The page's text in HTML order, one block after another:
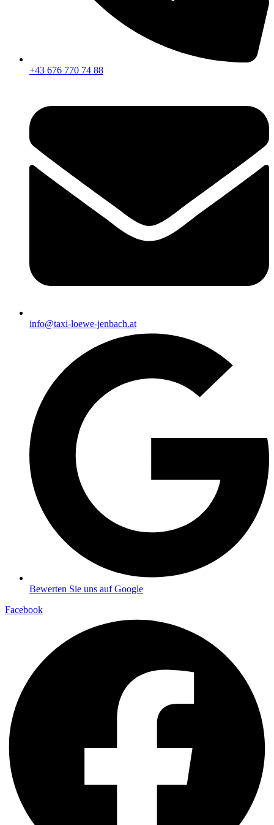
+43 676 770 74 88
info@taxi-loewe-jenbach.at
Bewerten Sie uns auf Google
Facebook